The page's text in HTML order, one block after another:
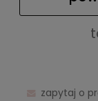
zapytaj o